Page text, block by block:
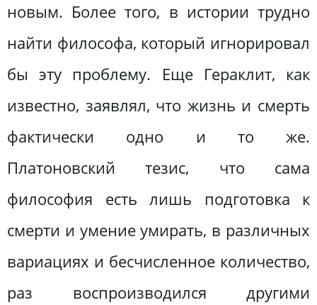
новым. Более того, в истории трудно
найти философа, который игнорировал
бы эту проблему. Еще Гераклит, как
известно, заявлял, что жизнь и смерть
фактически одно и то же.
Платоновский тезис, что сама
философия есть лишь подготовка к
смерти и умение умирать, в различных
вариациях и бесчисленное количество,
раз воспроизводился другими